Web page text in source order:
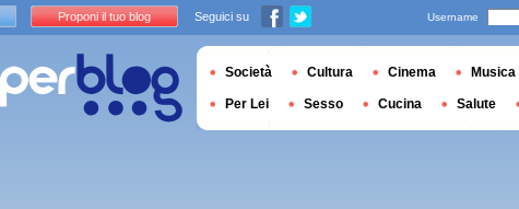
Proponi il tuo blog Seguici su Username
Società Cultura Cinema Musica
Per Lei Sesso Cucina Salute